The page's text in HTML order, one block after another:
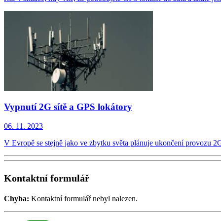
Vypnutí 2G sítě a GPS lokátory
06. 11. 2023
V Evropě se stejně jako ve zbytku světa plánuje ukončení provozu
Kontaktní formulář
Chyba: Kontaktní formulář nebyl nalezen.